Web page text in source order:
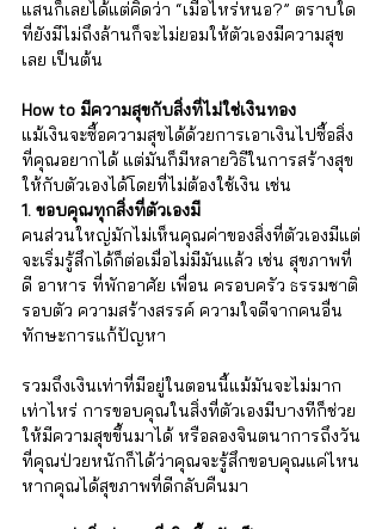
แสนก็เลยได้แต่คิดว่า “เมื่อไหร่หนอ?” ตราบใด
ที่ยังมีไม่ถึงล้านก็จะไม่ยอมให้ตัวเองมีความสุข
เลย เป็นต้น
How to มีความสุขกับสิ่งที่ไม่ใช่เงินทอง
แม้เงินจะซื้อความสุขได้ด้วยการเอาเงินไปซื้อสิ่ง
ที่คุณอยากได้ แต่มันก็มีหลายวิธีในการสร้างสุข
ให้กับตัวเองได้โดยที่ไม่ต้องใช้เงิน เช่น
1. ขอบคุณทุกสิ่งที่ตัวเองมี
คนส่วนใหญ่มักไม่เห็นคุณค่าของสิ่งที่ตัวเองมีแต่
จะเริ่มรู้สึกได้ก็ต่อเมื่อไม่มีมันแล้ว เช่น สุขภาพที่
ดี อาหาร ที่พักอาศัย เพื่อน ครอบครัว ธรรมชาติ
รอบตัว ความสร้างสรรค์ ความใจดีจากคนอื่น
ทักษะการแก้ปัญหา
รวมถึงเงินเท่าที่มีอยู่ในตอนนี้แม้มันจะไม่มาก
เท่าไหร่ การขอบคุณในสิ่งที่ตัวเองมีบางทีก็ช่วย
ให้มีความสุขขึ้นมาได้ หรือลองจินตนาการถึงวัน
ที่คุณป่วยหนักก็ได้ว่าคุณจะรู้สึกขอบคุณแค่ไหน
หากคุณได้สุขภาพที่ดีกลับคืนมา